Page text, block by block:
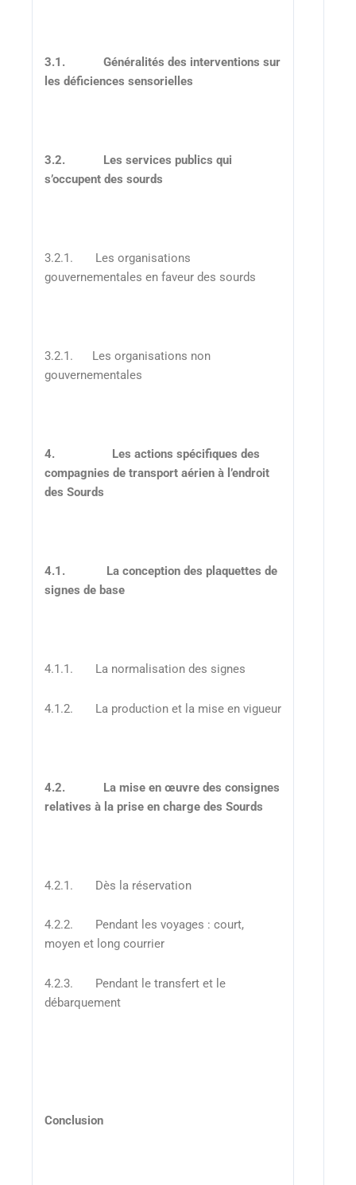
3.1. Généralités des interventions sur
les déficiences sensorielles
3.2. Les services publics qui
s’occupent des sourds
3.2.1. Les organisations
gouvernementales en faveur des sourds
3.2.1. Les organisations non
gouvernementales
4. Les actions spécifiques des
compagnies de transport aérien à l’endroit
des Sourds
4.1.
La conception des plaquettes de
signes de base
4.1.1. La normalisation des signes
4.1.2. La production et la mise en vigueur
4.2. La mise en œuvre des consignes
relatives à la prise en charge des Sourds
4.2.1. Dès la réservation
4.2.2. Pendant les voyages : court,
moyen et long courrier
4.2.3. Pendant le transfert et le
débarquement
Conclusion